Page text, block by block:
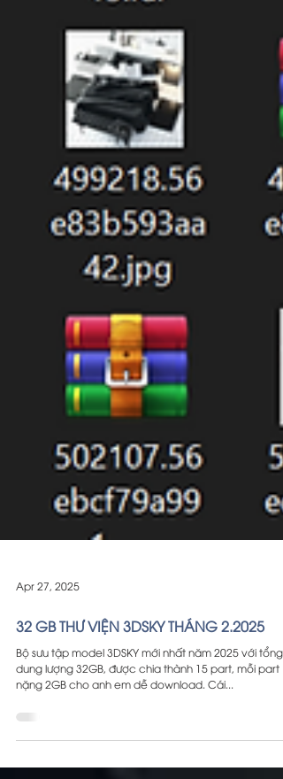
Apr 27, 2025
32 GB THƯ VIỆN 3DSKY THÁNG 2.2025
Bộ sưu tập model 3DSKY mới nhất năm 2025 với tổng
nặng 2GB cho anh em dễ download. Cái...